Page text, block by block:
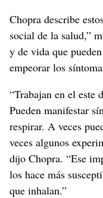
Chopra describe
social de la salud,”
y de vida que
empeorar los
“Trabajan en el este
Pueden manifestar
respirar. A veces
veces algunos
dijo Chopra. “Ese
los hace más
que inhalan.”